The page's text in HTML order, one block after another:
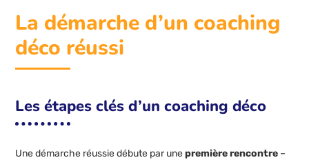
La démarche d’un coaching
déco réussi
Les étapes clés d’un coaching déco
Une démarche réussie débute par unepremière rencontre –